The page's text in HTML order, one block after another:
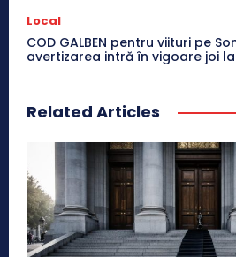
Local
COD GALBEN pentru viituri pe
avertizarea intră în vigoare joi
Related Articles